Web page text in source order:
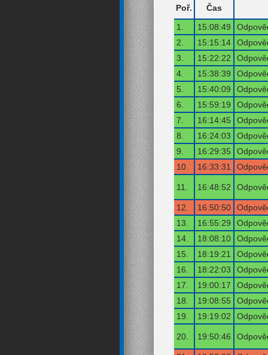
Poř.
Čas
1.
15:08:49
2.
15:15:14
3.
15:22:22
4.
15:38:39
5.
15:40:09
6.
15:59:19
7.
16:14:45
8.
16:24:03
9.
16:29:35
10.
16:33:31
11. 16:48:52
12. 16:50:50
13.
16:55:29
14.
18:08:10
15.
18:19:21
16.
18:22:03
17.
19:00:17
18.
19:08:55
19.
19:19:02
20. 19:50:46